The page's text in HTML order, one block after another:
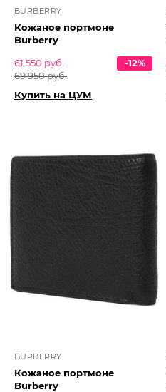
BURBERRY
Кожаное портмоне
Burberry
61 550 руб.
69 950 руб.
-12%
Купить на ЦУМ
BURBERRY
Кожаное портмоне
Burberry